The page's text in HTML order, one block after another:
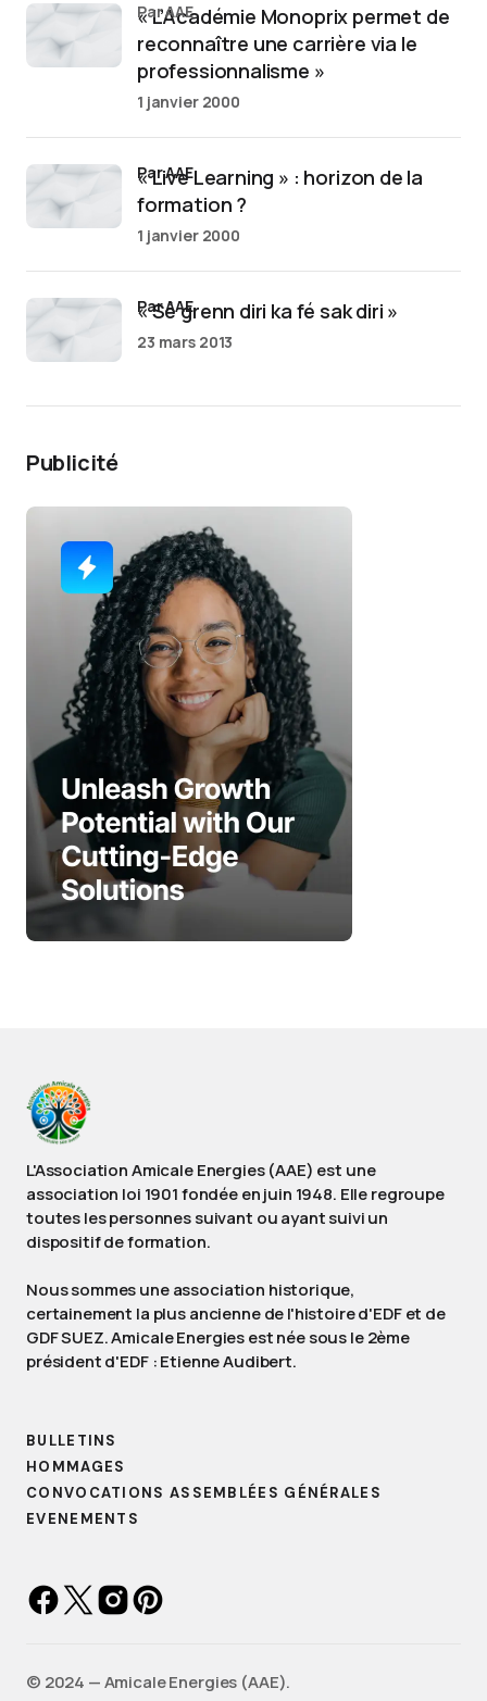
« L’Académie Monoprix permet de
reconnaître une carrière via le
professionnalisme »
par AAE
1 janvier 2000
« Live Learning » : horizon de la
formation ?
par AAE
1 janvier 2000
« Sé grenn diri ka fé sak diri »
par AAE
23 mars 2013
Publicité
L'Association Amicale Energies (AAE) est une
association loi 1901 fondée en juin 1948. Elle regroupe
toutes les personnes suivant ou ayant suivi un
dispositif de formation.
Nous sommes une association historique,
certainement la plus ancienne de l'histoire d'EDF et de
GDF SUEZ. Amicale Energies est née sous le 2ème
président d'EDF : Etienne Audibert.
BULLETINS
HOMMAGES
CONVOCATIONS ASSEMBLÉES GÉNÉRALES
EVENEMENTS
©️ 2024 — Amicale Energies (AAE).